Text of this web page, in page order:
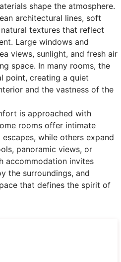
shape the atmosphere.
architectural lines, soft
textures that reflect
Large windows and
views, sunlight, and fresh air
space. In many rooms, the
point, creating a quiet
and the vastness of the
is approached with
rooms offer intimate
while others expand
panoramic views, or
accommodation invites
the surroundings, and
that defines the spirit of